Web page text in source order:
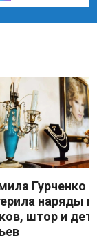
Гурченко
наряды
штор и